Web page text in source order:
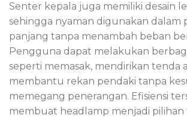
Senter kepala juga memiliki desain
sehingga nyaman digunakan dalam
panjang tanpa menambah beban
Pengguna dapat melakukan
seperti memasak, mendirikan tenda
membantu rekan pendaki tanpa
memegang penerangan. Efisiensi
membuat headlamp menjadi pilihan